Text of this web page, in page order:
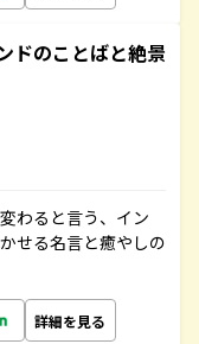
ドのことばと絶景
わると言う、イン
せる名言と癒やしの
詳細を見る